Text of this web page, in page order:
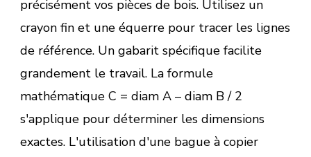
précisément vos pièces de bois. Utilisez un
crayon fin et une équerre pour tracer les lignes
de référence. Un gabarit spécifique facilite
grandement le travail. La formule
mathématique C = diam A – diam B / 2
s'applique pour déterminer les dimensions
exactes. L'utilisation d'une bague à copier